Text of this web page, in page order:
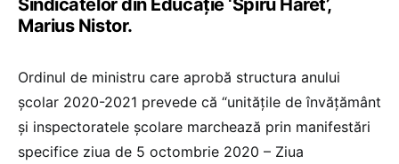
Sindicatelor din Educație ‘Spiru Haret’,
Marius Nistor.
Ordinul de ministru care aprobă structura anului
școlar 2020-2021 prevede că “unitățile de învățământ
și inspectoratele școlare marchează prin manifestări
specifice ziua de 5 octombrie 2020 – Ziua